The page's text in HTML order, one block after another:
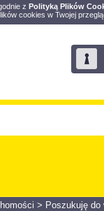
z Polityką Plików
cookies w Twojej
> Poszukuję do